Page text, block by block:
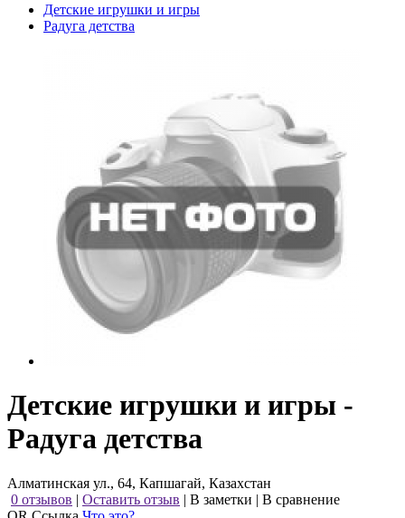
Детские игрушки и игры
Радуга детства
Детские игрушки и игры -
Радуга детства
Алматинская ул., 64, Капшагай, Казахстан
0 отзывов | Оставить отзыв | В заметки | В сравнение